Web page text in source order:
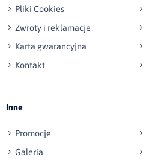
Wyślij opinię
Pliki Cookies
Zwroty i reklamacje
Karta gwarancyjna
Kontakt
Inne
Promocje
Galeria